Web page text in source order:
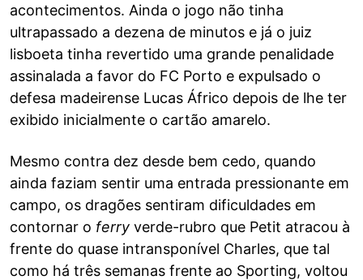
acontecimentos. Ainda o jogo não tinha
ultrapassado a dezena de minutos e já o juiz
lisboeta tinha revertido uma grande penalidade
assinalada a favor do FC Porto e expulsado o
defesa madeirense Lucas Áfrico depois de lhe ter
exibido inicialmente o cartão amarelo.
Mesmo contra dez desde bem cedo, quando
ainda faziam sentir uma entrada pressionante em
campo, os dragões sentiram dificuldades em
contornar o ferry verde-rubro que Petit atracou à
frente do quase intransponível Charles, que tal
como há três semanas frente ao Sporting, voltou